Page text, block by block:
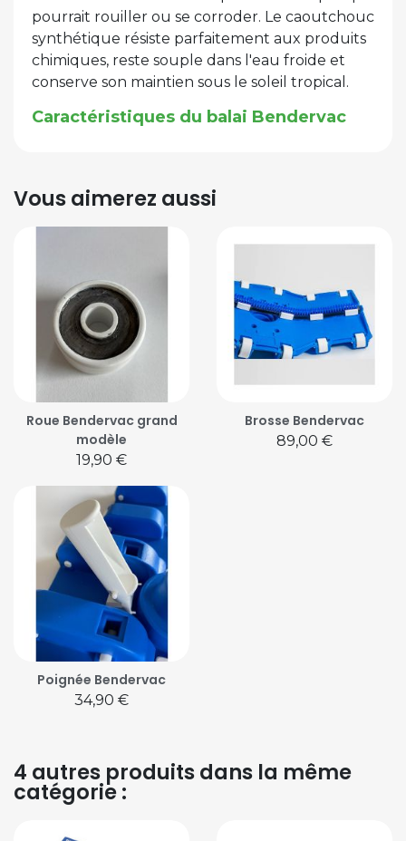
pourrait rouiller ou se corroder. Le caoutchouc
synthétique résiste parfaitement aux produits
chimiques, reste souple dans l'eau froide et
conserve son maintien sous le soleil tropical.
Caractéristiques du balai Bendervac
Vous aimerez aussi
Roue Bendervac grand
modèle
Prix
19,90 €
Brosse Bendervac
Prix
89,00 €
Poignée Bendervac
Prix
34,90 €
4 autres produits dans la même
catégorie :